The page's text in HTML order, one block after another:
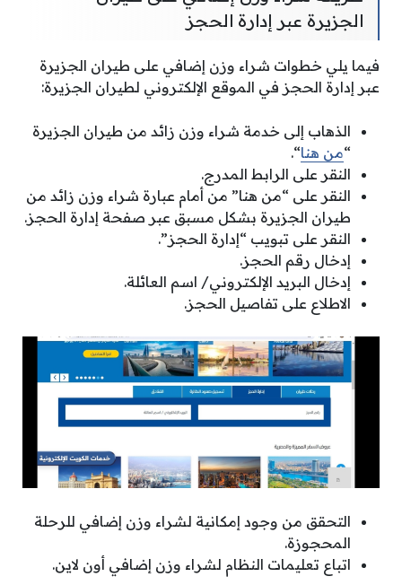
الجزيرة عبر إدارة الحجز
فيما يلي خطوات شراء وزن إضافي على طيران الجزيرة
عبر إدارة الحجز في الموقع الإلكتروني لطيران الجزيرة:
الذهاب إلى خدمة شراء وزن زائد من طيران الجزيرة
“من هنا“.
النقر على الرابط المدرج.
النقر على “من هنا” من أمام عبارة شراء وزن زائد من
طيران الجزيرة بشكل مسبق عبر صفحة إدارة الحجز.
النقر على تبويب “إدارة الحجز”.
إدخال رقم الحجز.
إدخال البريد الإلكتروني/ اسم العائلة.
الاطلاع على تفاصيل الحجز.
التحقق من وجود إمكانية لشراء وزن إضافي للرحلة
المحجوزة.
اتباع تعليمات النظام لشراء وزن إضافي أون لاين.